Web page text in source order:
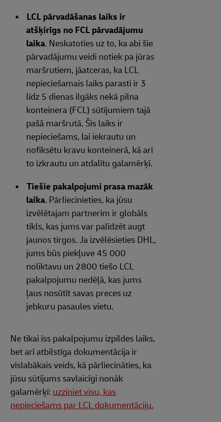
LCL pārvadāšanas laiks ir
atšķirīgs no FCL pārvadājumu
laika. Neskatoties uz to, ka abi šie
pārvadājumu veidi notiek pa jūras
maršrutiem, jāatceras, ka LCL
nepieciešamais laiks parasti ir 3
līdz 5 dienas ilgāks nekā pilna
konteinera (FCL) sūtījumiem tajā
pašā maršrutā. Šis laiks ir
nepieciešams, lai iekrautu un
nofiksētu kravu konteinerā, kā arī
to izkrautu un atdalītu galamērķī.
Tiešie pakalpojumi prasa mazāk
laika. Pārliecinieties, ka jūsu
izvēlētajam partnerim ir globāls
tīkls, kas jums var palīdzēt augt
jaunos tirgos. Ja izvēlēsieties DHL,
jums būs piekļuve 45 000
noliktavu un 2800 tiešo LCL
pakalpojumu nedēļā, kas jums
ļaus nosūtīt savas preces uz
jebkuru pasaules vietu.
Ne tikai īss pakalpojumu izpildes laiks,
bet arī atbilstīga dokumentācija ir
vislabākais veids, kā pārliecināties, ka
jūsu sūtījums savlaicīgi nonāk
galamērķī: uzziniet visu, kas
nepieciešams par LCL dokumentāciju.